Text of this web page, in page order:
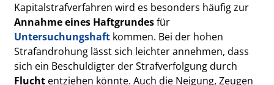
Kapitalstrafverfahren wird es besonders häufig zur
Annahme eines Haftgrundesfür
Untersuchungshaft kommen. Bei der hohen
Strafandrohung lässt sich leichter annehmen, dass
sich ein Beschuldigter der Strafverfolgung durch
Flucht entziehen könnte. Auch die Neigung, Zeugen